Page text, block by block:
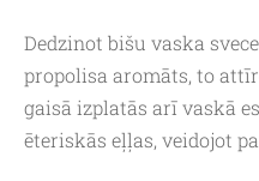
Dedzinot bišu vaska
propolisa aromāts, to
gaisā izplatās arī vaskā
ēteriskās eļļas, veidojot